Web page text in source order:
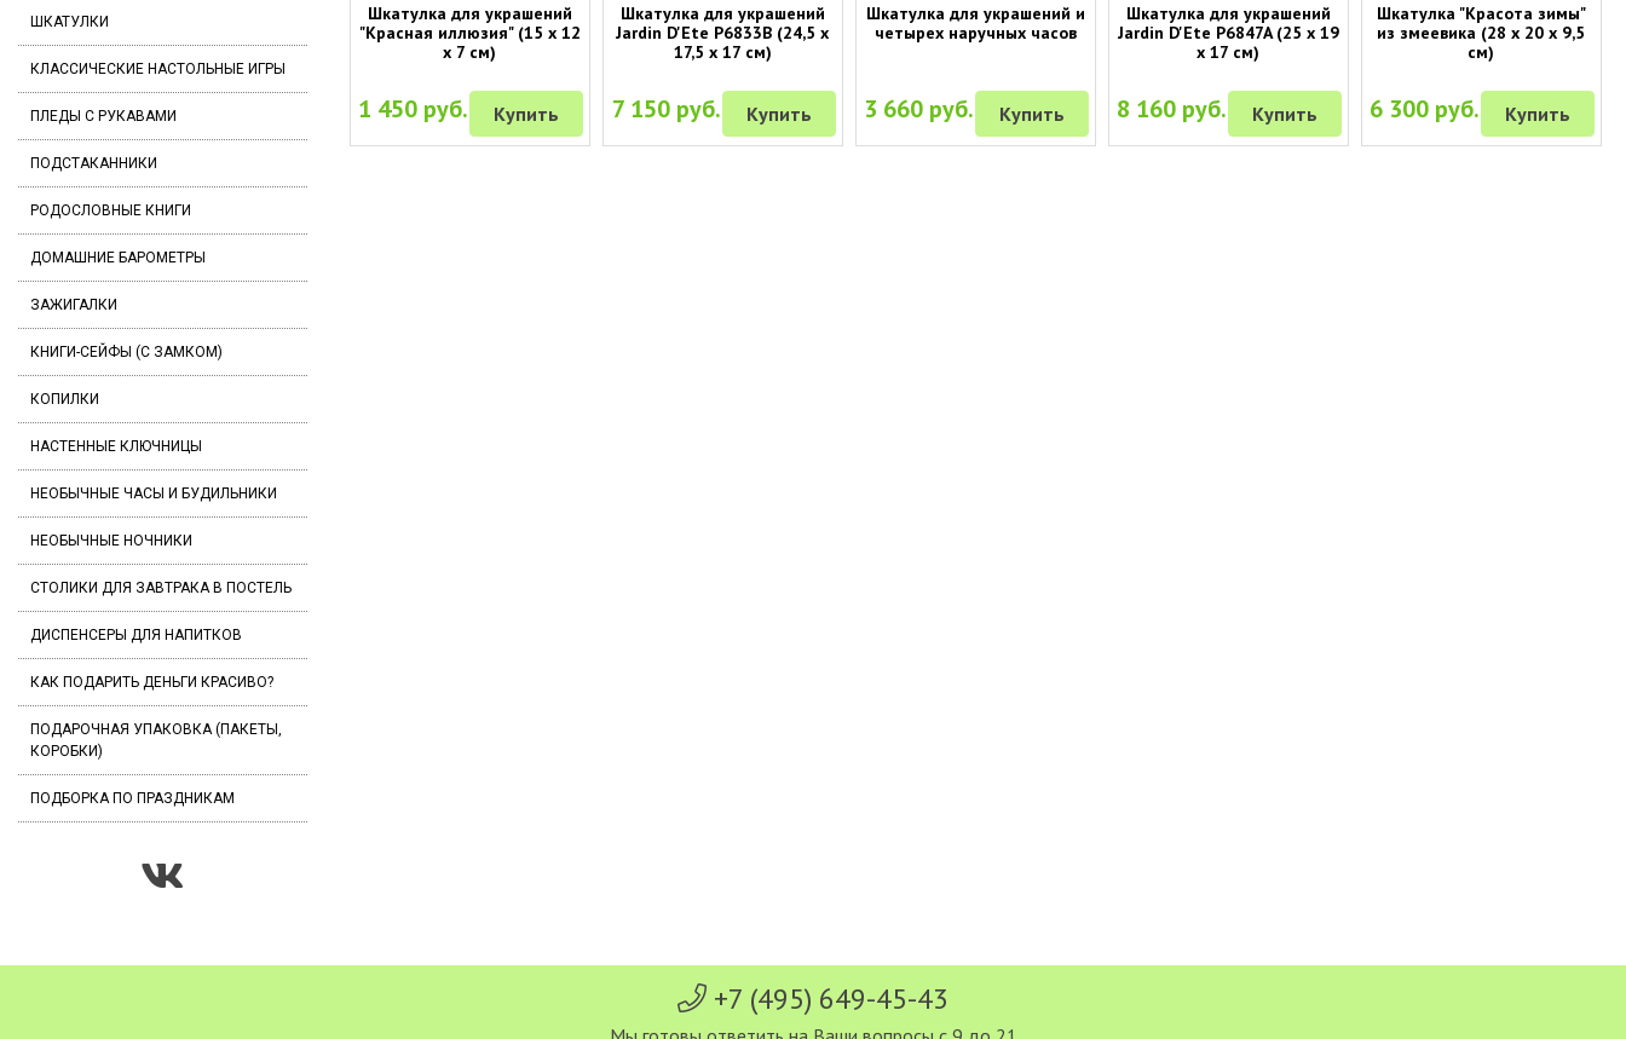
ШКАТУЛКИ
КЛАССИЧЕСКИЕ НАСТОЛЬНЫЕ ИГРЫ
ПЛЕДЫ С РУКАВАМИ
ПОДСТАКАННИКИ
РОДОСЛОВНЫЕ КНИГИ
ДОМАШНИЕ БАРОМЕТРЫ
ЗАЖИГАЛКИ
КНИГИ-СЕЙФЫ (С ЗАМКОМ)
КОПИЛКИ
НАСТЕННЫЕ КЛЮЧНИЦЫ
НЕОБЫЧНЫЕ ЧАСЫ И БУДИЛЬНИКИ
НЕОБЫЧНЫЕ НОЧНИКИ
СТОЛИКИ ДЛЯ ЗАВТРАКА В ПОСТЕЛЬ
ДИСПЕНСЕРЫ ДЛЯ НАПИТКОВ
КАК ПОДАРИТЬ ДЕНЬГИ КРАСИВО?
ПОДАРОЧНАЯ УПАКОВКА (ПАКЕТЫ,
КОРОБКИ)
ПОДБОРКА ПО ПРАЗДНИКАМ
Шкатулка для украшений
"Красная иллюзия" (15 х 12
х 7 см)
1 450 руб. Купить
Шкатулка для украшений
Jardin D'Ete P6833B (24,5 х
17,5 х 17 см)
7 150 руб. Купить
Шкатулка для украшений и
четырех наручных часов
3 660 руб. Купить
Шкатулка для украшений
Jardin D'Ete P6847A (25 х 19
х 17 см)
8 160 руб. Купить
Шкатулка "Красота зимы"
из змеевика (28 х 20 х 9,5
см)
6 300 руб. Купить
+7 (495) 649-45-43